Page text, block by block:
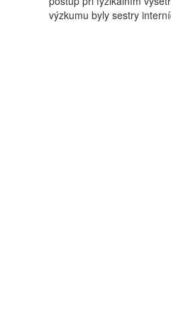
výzkumu byly sestry